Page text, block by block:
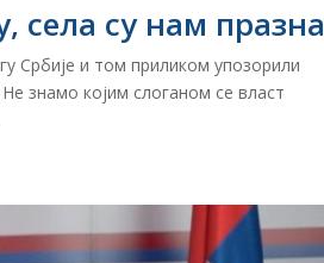
села су нам
Србије и том приликом упозорили
знамо којим слоганом се власт